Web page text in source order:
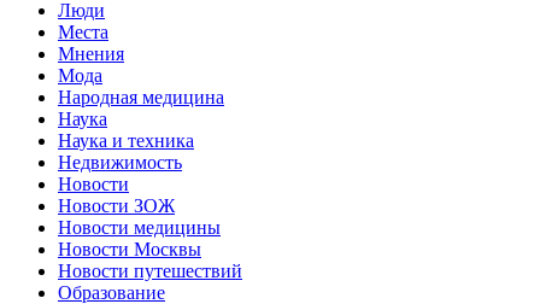
Люди
Места
Мнения
Мода
Народная медицина
Наука
Наука и техника
Недвижимость
Новости
Новости ЗОЖ
Новости медицины
Новости Москвы
Новости путешествий
Образование